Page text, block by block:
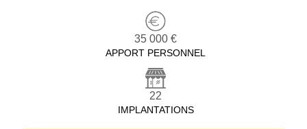
35 000 €
APPORT PERSONNEL
22
IMPLANTATIONS